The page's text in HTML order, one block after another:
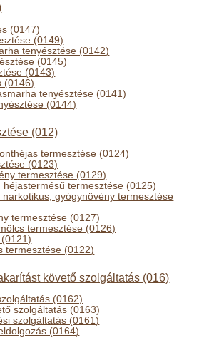
(0147)
(0149)
tenyésztése (0142)
(0145)
(0143)
(0146)
tenyésztése (0141)
(0144)
(012)
termesztése (0124)
(0123)
termesztése (0129)
héjastermésű termesztése (0125)
gyógynövény termesztése
termesztése (0127)
termesztése (0126)
termesztése (0122)
követő szolgáltatás (016)
(0162)
szolgáltatás (0163)
szolgáltatás (0161)
(0164)